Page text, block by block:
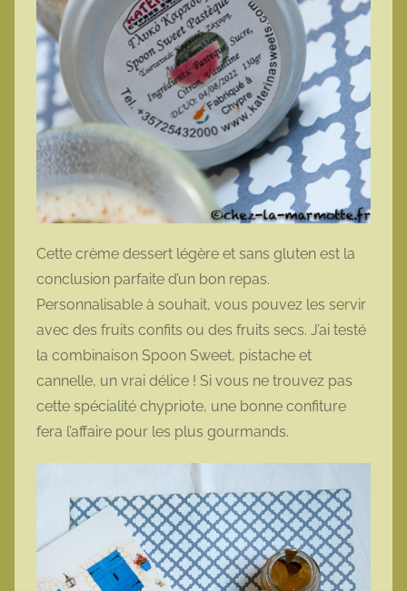
Cette crème dessert légère et sans gluten est la
conclusion parfaite d’un bon repas.
Personnalisable à souhait, vous pouvez les servir
avec des fruits confits ou des fruits secs. J’ai testé
la combinaison Spoon Sweet, pistache et
cannelle, un vrai délice ! Si vous ne trouvez pas
cette spécialité chypriote, une bonne confiture
fera l’affaire pour les plus gourmands.